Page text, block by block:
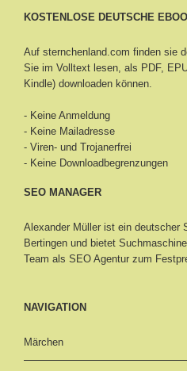
KOSTENLOSE DEUTSCHE
Auf sternchenland.com finden sie
Sie im Volltext lesen, als PDF,
Kindle) downloaden können.
- Keine Anmeldung
- Keine Mailadresse
- Viren- und Trojanerfrei
- Keine Downloadbegrenzungen
SEO MANAGER
Alexander Müller ist ein deutscher
Bertingen und bietet
Team als SEO Agentur zum
NAVIGATION
Märchen